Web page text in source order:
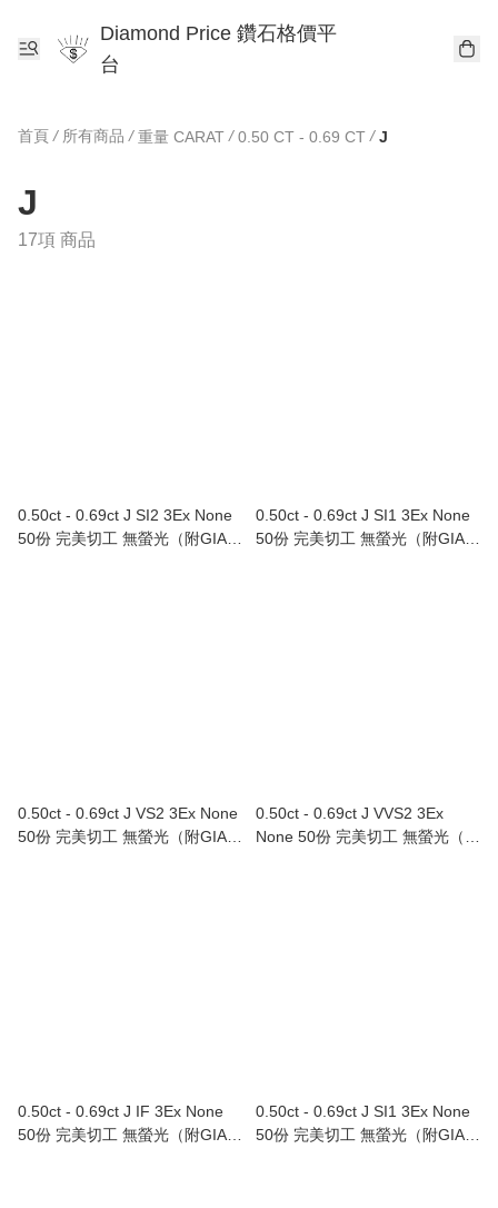
Diamond Price 鑽石格價平
台
首頁 / 所有商品 / 重量 CARAT / 0.50 CT - 0.69 CT / J
J
17項 商品
0.50ct - 0.69ct J SI2 3Ex None
50份 完美切工 無螢光（附GIA證
0.50ct - 0.69ct J SI1 3Ex None
50份 完美切工 無螢光（附GIA證
0.50ct - 0.69ct J VS2 3Ex None
50份 完美切工 無螢光（附GIA證
0.50ct - 0.69ct J VVS2 3Ex
None 50份 完美切工 無螢光（附
0.50ct - 0.69ct J IF 3Ex None
50份 完美切工 無螢光（附GIA證
0.50ct - 0.69ct J SI1 3Ex None
50份 完美切工 無螢光（附GIA證